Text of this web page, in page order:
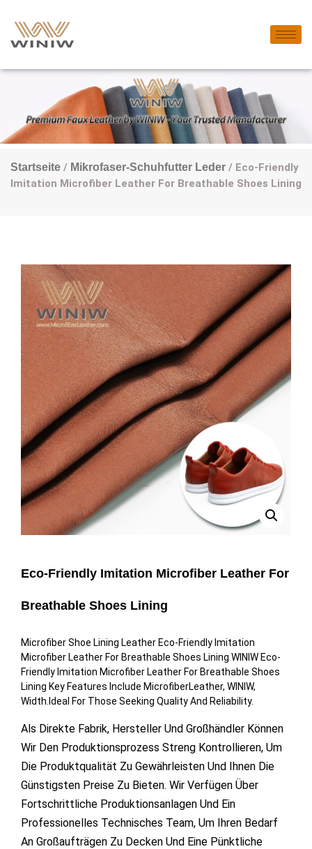
Startseite / Mikrofaser-Schuhfutter Leder / Eco-Friendly
Imitation Microfiber Leather For Breathable Shoes Lining
Eco-Friendly Imitation Microfiber Leather For
Breathable Shoes Lining
Microfiber Shoe Lining Leather Eco-Friendly Imitation
Microfiber Leather For Breathable Shoes Lining WINIW Eco-
Friendly Imitation Microfiber Leather For Breathable Shoes
Lining Key Features Include MicrofiberLeather, WINIW,
Width.Ideal For Those Seeking Quality And Reliability.
Als Direkte Fabrik, Hersteller Und Großhändler Können
Wir Den Produktionsprozess Streng Kontrollieren, Um
Die Produktqualität Zu Gewährleisten Und Ihnen Die
Günstigsten Preise Zu Bieten. Wir Verfügen Über
Fortschrittliche Produktionsanlagen Und Ein
Professionelles Technisches Team, Um Ihren Bedarf
An Großaufträgen Zu Decken Und Eine Pünktliche